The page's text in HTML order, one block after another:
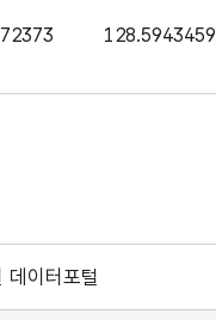
128.5943459
데이터포털
데이터광장